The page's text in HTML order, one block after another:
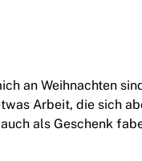
an Weihnachten
Arbeit, die sich
als Geschenk